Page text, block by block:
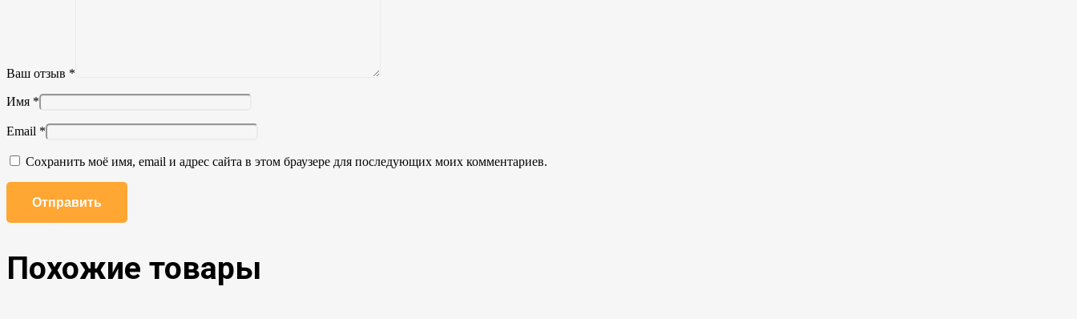
Ваш отзыв *
Имя *
Email *
Сохранить моё имя, email и адрес сайта в этом браузере для последующих моих комментариев.
Похожие товары